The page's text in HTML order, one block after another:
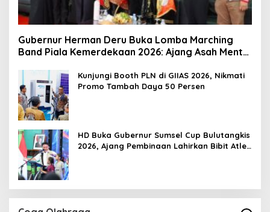
Gubernur Herman Deru Buka Lomba Marching
Band Piala Kemerdekaan 2026: Ajang Asah Mental
Kunjungi Booth PLN di GIIAS 2026, Nikmati
Promo Tambah Daya 50 Persen
HD Buka Gubernur Sumsel Cup Bulutangkis
2026, Ajang Pembinaan Lahirkan Bibit Atlet